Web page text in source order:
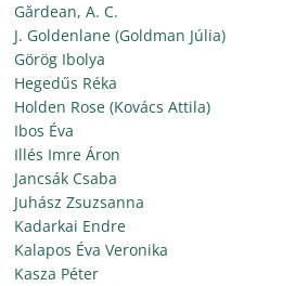
Gărdean, A. C.
J. Goldenlane (Goldman Júlia)
Görög Ibolya
Hegedűs Réka
Holden Rose (Kovács Attila)
Ibos Éva
Illés Imre Áron
Jancsák Csaba
Juhász Zsuzsanna
Kadarkai Endre
Kalapos Éva Veronika
Kasza Péter